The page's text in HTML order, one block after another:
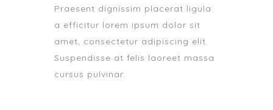
Praesent dignissim placerat ligula
a efficitur lorem ipsum dolor sit
amet, consectetur adipiscing elit.
Suspendisse at felis laoreet massa
cursus pulvinar.